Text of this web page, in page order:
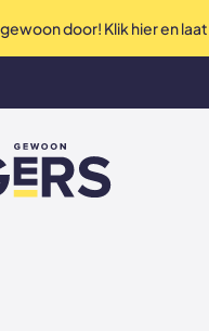
door! Klik hier en